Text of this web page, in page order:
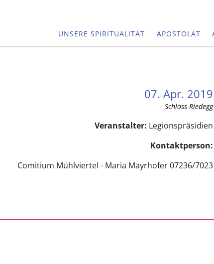
UNSERE SPIRITUALITÄT APOSTOLAT
07. Apr. 2019
Schloss Riedegg
Veranstalter: Legionspräsidien
Kontaktperson:
Comitium Mühlviertel - Maria Mayrhofer 07236/7023